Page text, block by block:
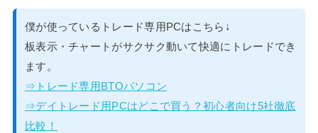
僕が使っているトレード専用PCはこちら↓
板表示・チャートがサクサク動いて快適にトレードでき
ます。
⇒トレード専用BTOパソコン
⇒デイトレード用PCはどこで買う？初心者向け5社徹底
比較！